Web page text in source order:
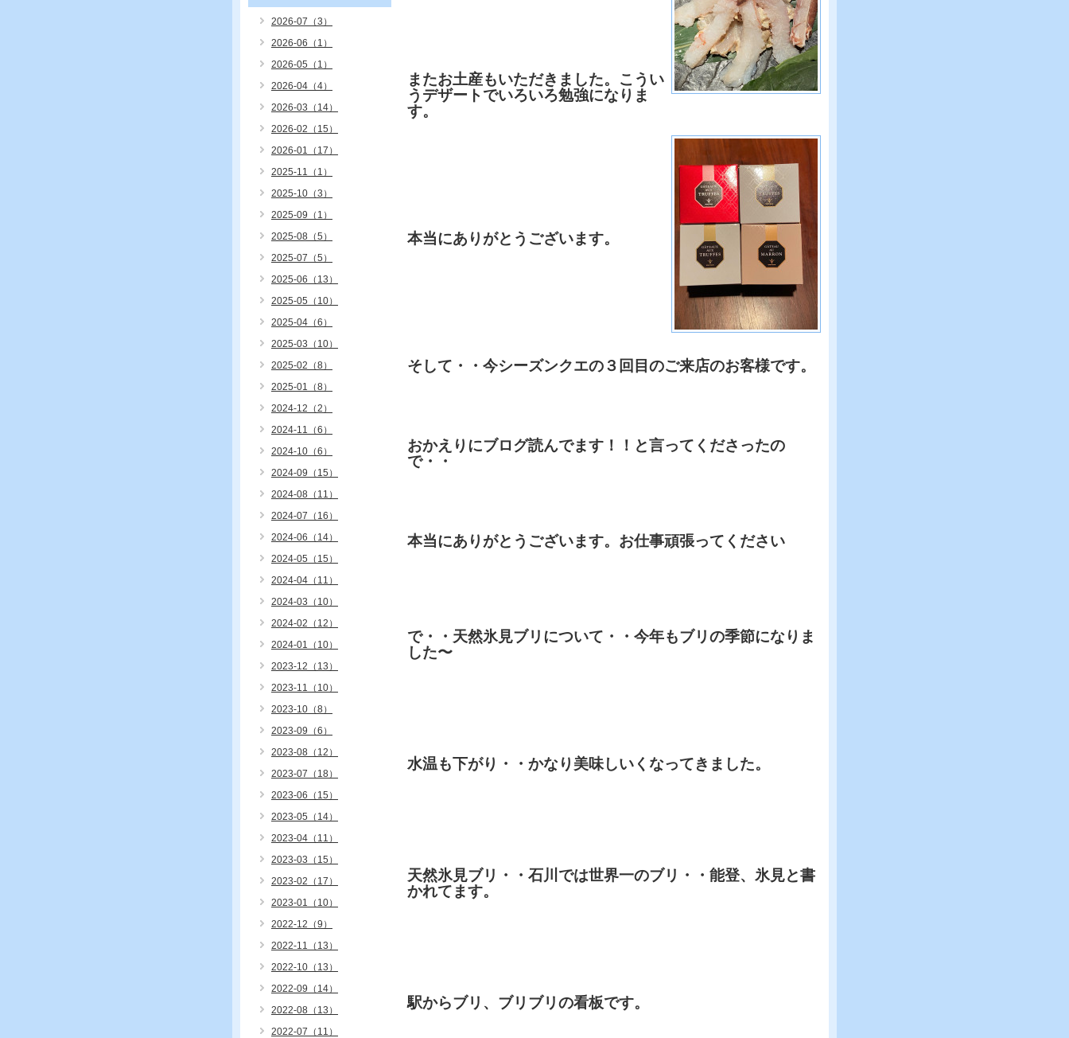
またお土産もいただきました。こうい
うデザートでいろいろ勉強になりま
す。
本当にありがとうございます。
そして・・今シーズンクエの３回目のご来店のお客様です。
おかえりにブログ読んでます！！と言ってくださったの
で・・
本当にありがとうございます。お仕事頑張ってください
で・・天然氷見ブリについて・・今年もブリの季節になりま
した〜
水温も下がり・・かなり美味しいくなってきました。
天然氷見ブリ・・石川では世界一のブリ・・能登、氷見と書
かれてます。
駅からブリ、ブリブリの看板です。
2026-07（3）
2026-06（1）
2026-05（1）
2026-04（4）
2026-03（14）
2026-02（15）
2026-01（17）
2025-11（1）
2025-10（3）
2025-09（1）
2025-08（5）
2025-07（5）
2025-06（13）
2025-05（10）
2025-04（6）
2025-03（10）
2025-02（8）
2025-01（8）
2024-12（2）
2024-11（6）
2024-10（6）
2024-09（15）
2024-08（11）
2024-07（16）
2024-06（14）
2024-05（15）
2024-04（11）
2024-03（10）
2024-02（12）
2024-01（10）
2023-12（13）
2023-11（10）
2023-10（8）
2023-09（6）
2023-08（12）
2023-07（18）
2023-06（15）
2023-05（14）
2023-04（11）
2023-03（15）
2023-02（17）
2023-01（10）
2022-12（9）
2022-11（13）
2022-10（13）
2022-09（14）
2022-08（13）
2022-07（11）